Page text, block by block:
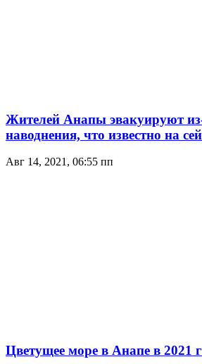
Жителей Анапы эвакуируют
наводнения, что известно на
Авг 14, 2021, 06:55 пп
Цветущее море в Анапе в 2021